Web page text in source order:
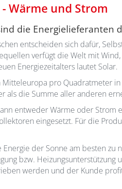
Wärme und Strom
die Energielieferanten
entscheiden sich dafür,
verfügt die Welt mit
Energiezeitalters lautet Solar.
Mitteleuropa pro Quadratmeter
als die Summe aller anderen
entweder Wärme oder
eingesetzt. Für die
der Sonne am besten zu
bzw. Heizungsunterstützung
werden und der Kunde